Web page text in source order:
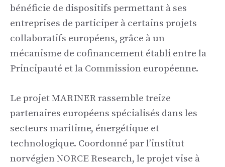
bénéficie de dispositifs permettant à ses
entreprises de participer à certains projets
collaboratifs européens, grâce à un
mécanisme de cofinancement établi entre la
Principauté et la Commission européenne.
Le projet MARINER rassemble treize
partenaires européens spécialisés dans les
secteurs maritime, énergétique et
technologique. Coordonné par l’institut
norvégien NORCE Research, le projet vise à